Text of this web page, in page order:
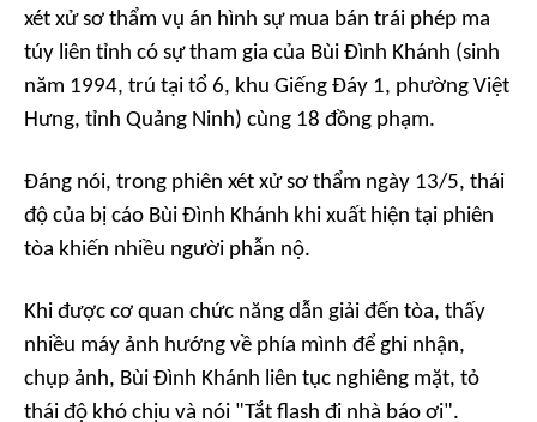
xét xử sơ thẩm vụ án hình sự mua bán trái phép ma
túy liên tỉnh có sự tham gia của Bùi Đình Khánh (sinh
năm 1994, trú tại tổ 6, khu Giếng Đáy 1, phường Việt
Hưng, tỉnh Quảng Ninh) cùng 18 đồng phạm.
Đáng nói, trong phiên xét xử sơ thẩm ngày 13/5, thái
độ của bị cáo Bùi Đình Khánh khi xuất hiện tại phiên
tòa khiến nhiều người phẫn nộ.
Khi được cơ quan chức năng dẫn giải đến tòa, thấy
nhiều máy ảnh hướng về phía mình để ghi nhận,
chụp ảnh, Bùi Đình Khánh liên tục nghiêng mặt, tỏ
thái độ khó chịu và nói "Tắt flash đi nhà báo ơi".